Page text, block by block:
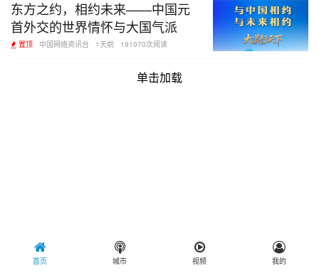
东方之约，相约未来——中国元
首外交的世界情怀与大国气派
置顶 中国网络资讯台 1天前 191070次阅读
单击加载
首页 城市 视频 我的